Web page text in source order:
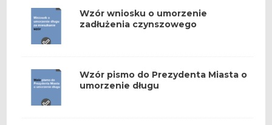
Wzór wniosku o umorzenie
zadłużenia czynszowego
Wzór pismo do Prezydenta Miasta o
umorzenie długu